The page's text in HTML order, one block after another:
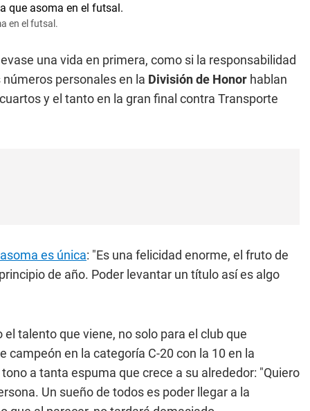
en el futsal.
una vida en primera, como si la responsabilidad
personales en la División de Honor hablan
y el tanto en la gran final contra Transporte
es única: "Es una felicidad enorme, el fruto de
de año. Poder levantar un título así es algo
talento que viene, no solo para el club que
en la categoría C-20 con la 10 en la
a tanta espuma que crece a su alrededor: "Quiero
Un sueño de todos es poder llegar a la